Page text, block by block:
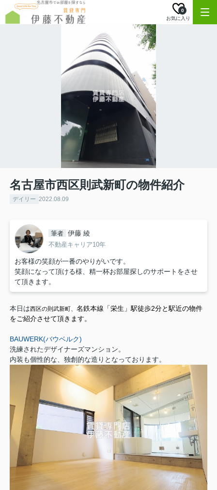
お気に入り
0
名古屋市西区則武新町の物件紹介
デイリー 2022.08.09
筆者 伊藤 綾
不動産キャリア10年
お客様の笑顔が一番のやりがいです。
笑顔になって頂ける様、精一杯お部屋探しのサポートをさせ
て頂きます。
本日は西区の則武新町、 名鉄本線「栄生」駅徒歩2分と駅近の物件
をご紹介させて頂きます。
BAUWERK(バウベルク)
洗練されたデザイナーズマンション。
内装も個性的な、独創的な造りとなっております。